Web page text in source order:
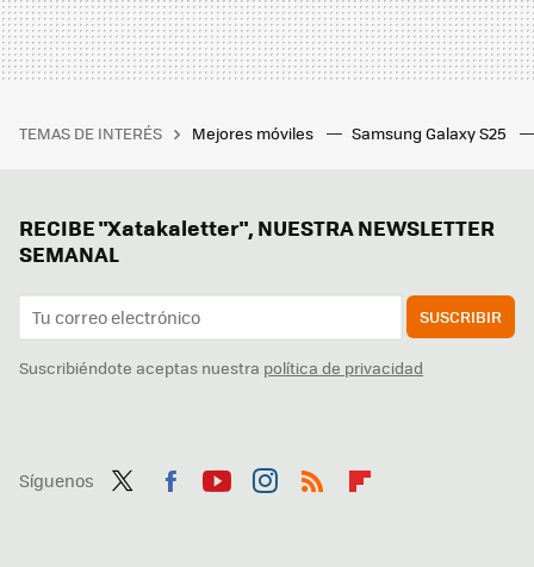
TEMAS DE INTERÉS Mejores móviles Samsung Galaxy S25
RECIBE "Xatakaletter", NUESTRA NEWSLETTER
SEMANAL
SUSCRIBIR
Suscribiéndote aceptas nuestra política de privacidad
Síguenos